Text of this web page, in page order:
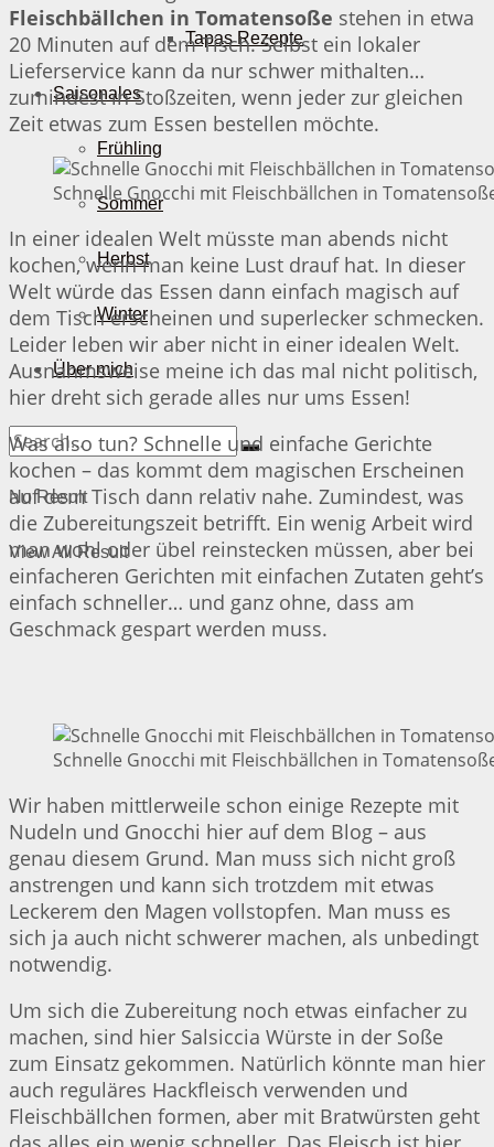
Tapas Rezepte
Saisonales
Frühling
Sommer
Herbst
Winter
Über mich
No Result
View All Result
Fleischbällchen in Tomatensoße stehen in etwa
20 Minuten auf dem Tisch. Selbst ein lokaler
Lieferservice kann da nur schwer mithalten…
zumindest in Stoßzeiten, wenn jeder zur gleichen
Zeit etwas zum Essen bestellen möchte.
Schnelle Gnocchi mit Fleischbällchen in
In einer idealen Welt müsste man abends nicht
kochen, wenn man keine Lust drauf hat. In dieser
Welt würde das Essen dann einfach magisch auf
dem Tisch erscheinen und superlecker schmecken.
Leider leben wir aber nicht in einer idealen Welt.
Ausnahmsweise meine ich das mal nicht politisch,
hier dreht sich gerade alles nur ums Essen!
Was also tun? Schnelle und einfache Gerichte
kochen – das kommt dem magischen Erscheinen
auf dem Tisch dann relativ nahe. Zumindest, was
die Zubereitungszeit betrifft. Ein wenig Arbeit wird
man wohl oder übel reinstecken müssen, aber bei
einfacheren Gerichten mit einfachen Zutaten geht’s
einfach schneller… und ganz ohne, dass am
Geschmack gespart werden muss.
Schnelle Gnocchi mit Fleischbällchen in
Wir haben mittlerweile schon einige Rezepte mit
Nudeln und Gnocchi hier auf dem Blog – aus
genau diesem Grund. Man muss sich nicht groß
anstrengen und kann sich trotzdem mit etwas
Leckerem den Magen vollstopfen. Man muss es
sich ja auch nicht schwerer machen, als unbedingt
notwendig.
Um sich die Zubereitung noch etwas einfacher zu
machen, sind hier Salsiccia Würste in der Soße
zum Einsatz gekommen. Natürlich könnte man hier
auch reguläres Hackfleisch verwenden und
Fleischbällchen formen, aber mit Bratwürsten geht